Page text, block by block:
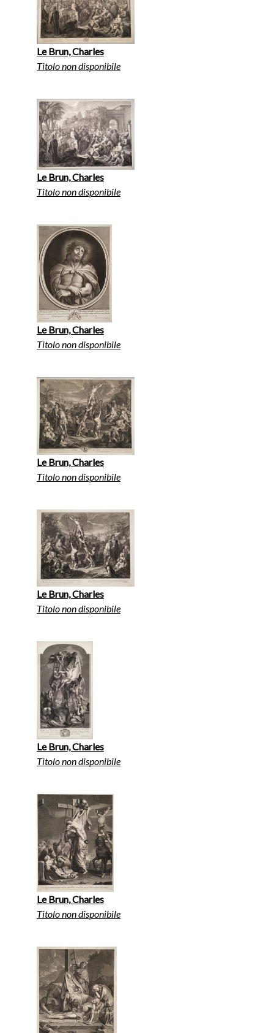
Le Brun, Charles
Titolo non disponibile
Le Brun, Charles
Titolo non disponibile
Le Brun, Charles
Titolo non disponibile
Le Brun, Charles
Titolo non disponibile
Le Brun, Charles
Titolo non disponibile
Le Brun, Charles
Titolo non disponibile
Le Brun, Charles
Titolo non disponibile